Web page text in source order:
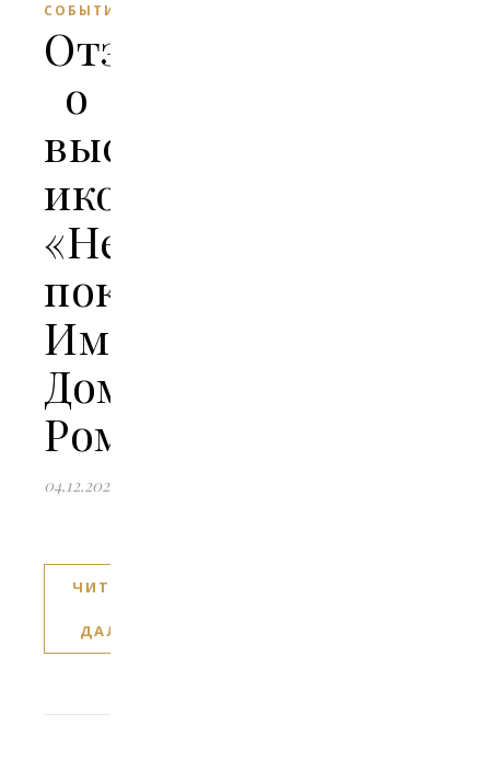
СОБЫТИЯ
Отзывы
о
выставке
икон
«Небесные
покровители
Императорского
Дома
Романовых»
04.12.2024
ЧИТАТЬ
ДАЛЕЕ